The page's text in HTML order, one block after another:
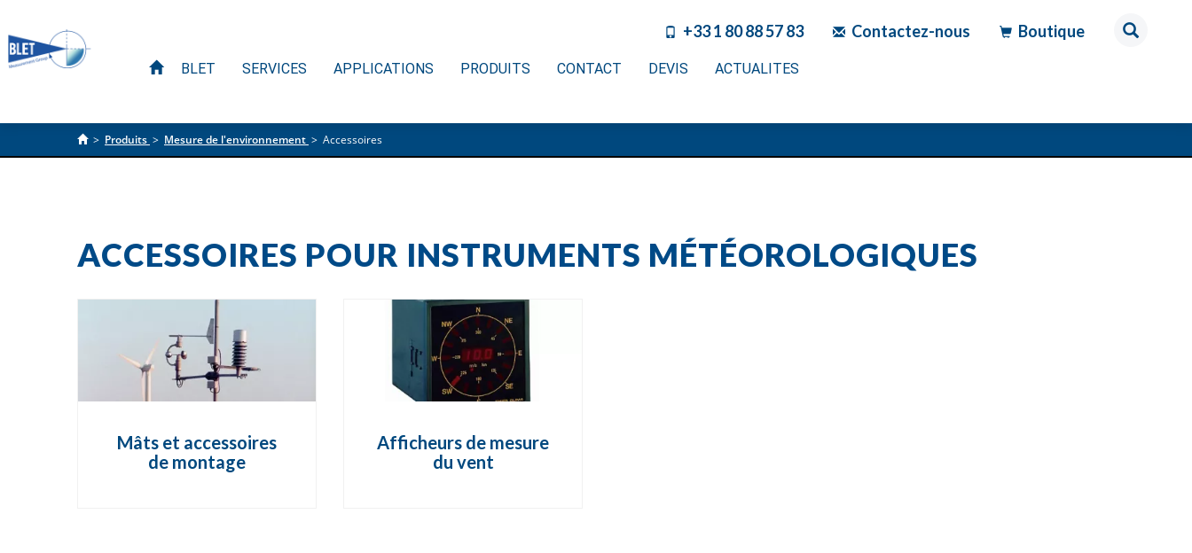
+33 1 80 88 57 83 Contactez-nous Boutique
BLET SERVICES APPLICATIONS PRODUITS CONTACT DEVIS ACTUALITES
> Produits > Mesure de l'environnement > Accessoires
ACCESSOIRES POUR INSTRUMENTS MÉTÉOROLOGIQUES
Mâts et accessoires
de montage
Afficheurs de mesure
du vent